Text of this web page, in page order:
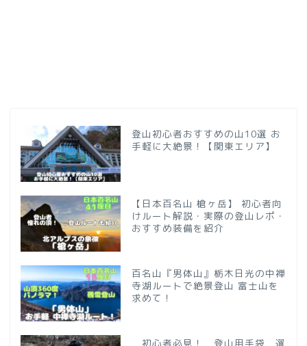
登山初心者おすすめの山10選 お
手軽に大絶景！【関東エリア】
【日本百名山 槍ヶ岳】 初心者向
けルート解説・実際の登山レポ・
おすすめ装備を紹介
百名山『男体山』栃木日光の中禅
寺湖ルートで絶景登山 富士山を
求めて！
初心者必見！ 登山用手袋 選